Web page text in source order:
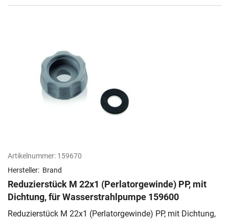
Artikelnummer: 159670
Hersteller: Brand
Reduzierstück M 22x1 (Perlatorgewinde) PP, mit
Dichtung, für Wasserstrahlpumpe 159600
Reduzierstück M 22x1 (Perlatorgewinde) PP, mit Dichtung,